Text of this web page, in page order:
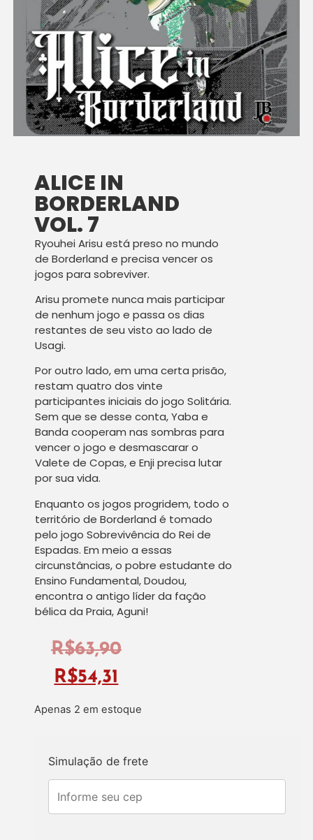
ALICE IN
BORDERLAND
VOL. 7
Ryouhei Arisu está preso no mundo
de Borderland e precisa vencer os
jogos para sobreviver.
Arisu promete nunca mais participar
de nenhum jogo e passa os dias
restantes de seu visto ao lado de
Usagi.
Por outro lado, em uma certa prisão,
restam quatro dos vinte
participantes iniciais do jogo Solitária.
Sem que se desse conta, Yaba e
Banda cooperam nas sombras para
vencer o jogo e desmascarar o
Valete de Copas, e Enji precisa lutar
por sua vida.
Enquanto os jogos progridem, todo o
território de Borderland é tomado
pelo jogo Sobrevivência do Rei de
Espadas. Em meio a essas
circunstâncias, o pobre estudante do
Ensino Fundamental, Doudou,
encontra o antigo líder da fação
bélica da Praia, Aguni!
R$63,90
R$54,31
Apenas 2 em estoque
Simulação de frete